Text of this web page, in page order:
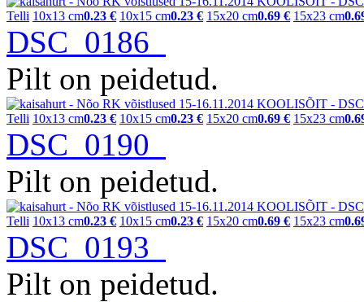
Telli 10x13 cm0.23 € 10x15 cm0.23 € 15x20 cm0.69 € 15x23 cm
DSC_0186
Pilt on peidetud.
Telli 10x13 cm0.23 € 10x15 cm0.23 € 15x20 cm0.69 € 15x23 cm
DSC_0190
Pilt on peidetud.
Telli 10x13 cm0.23 € 10x15 cm0.23 € 15x20 cm0.69 € 15x23 cm
DSC_0193
Pilt on peidetud.